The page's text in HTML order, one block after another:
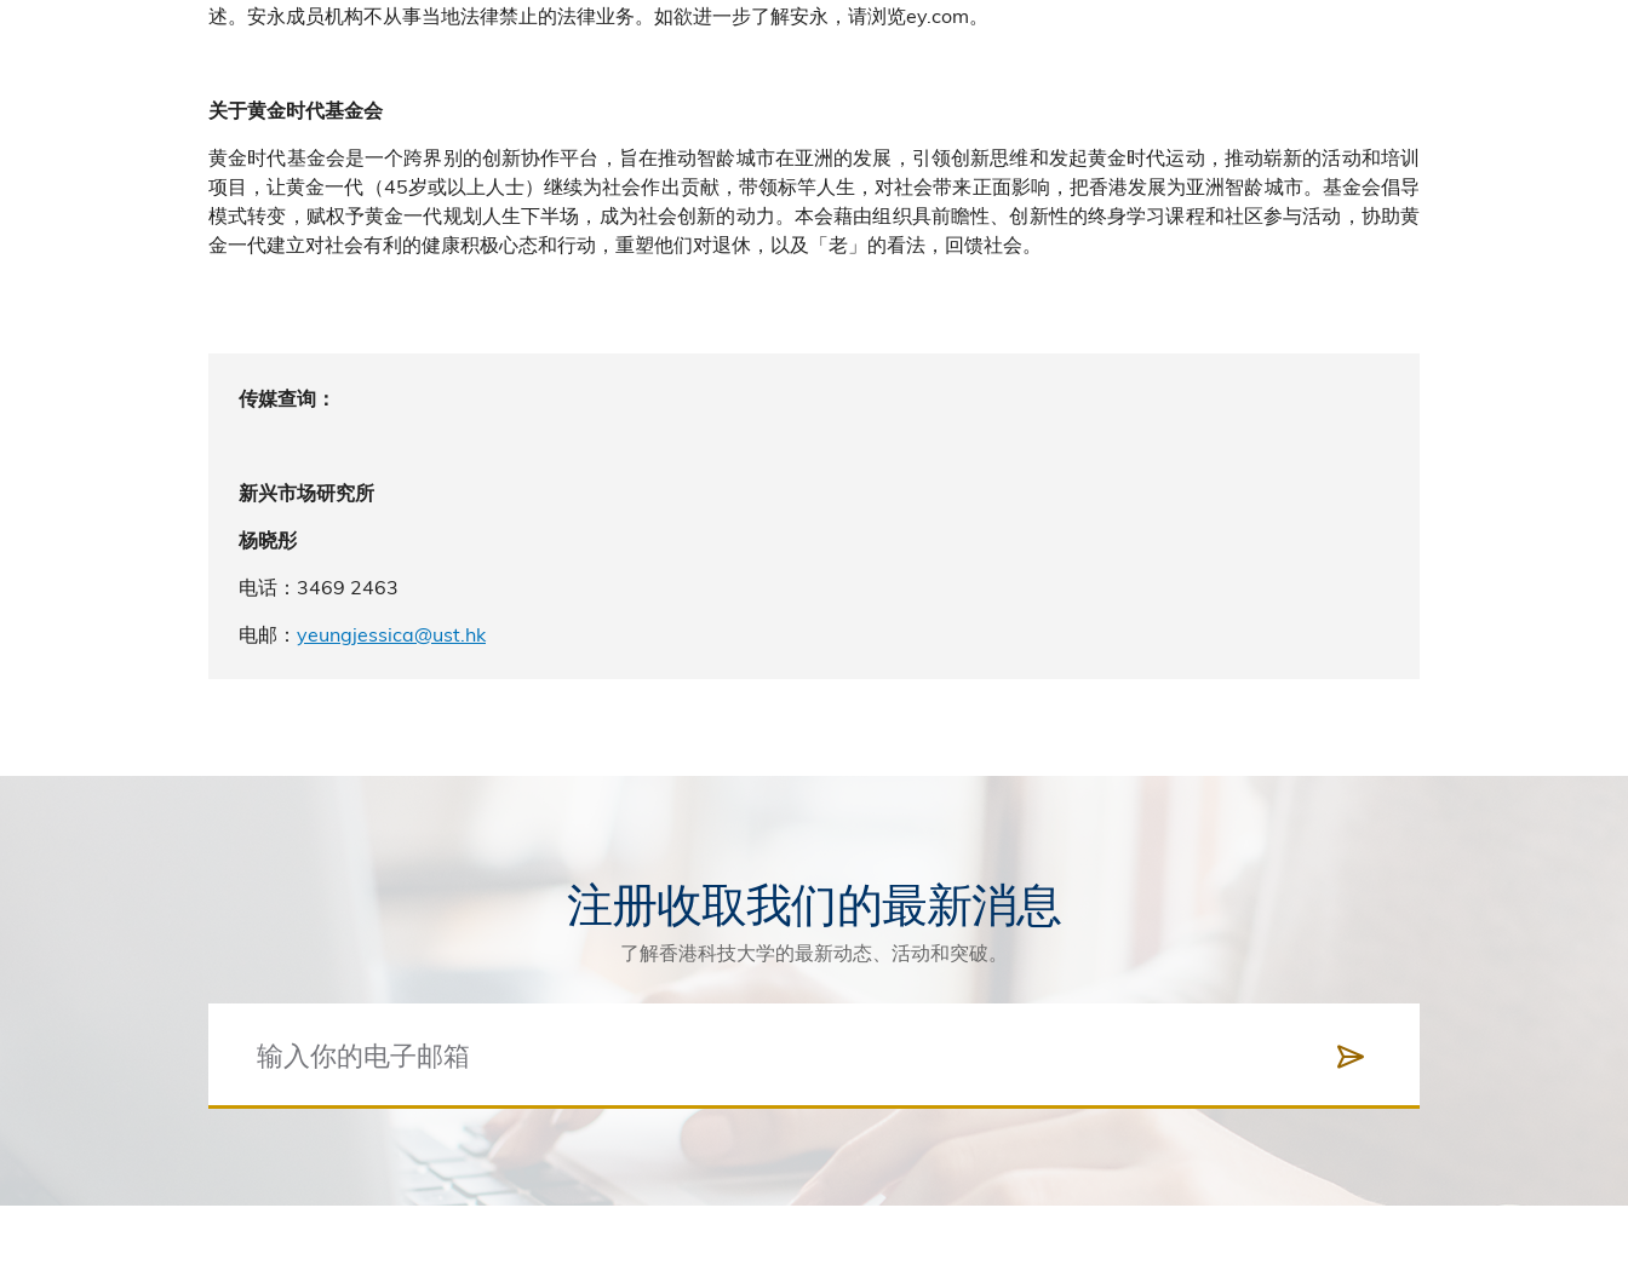
述。安永成员机构不从事当地法律禁止的法律业务。如欲进一步了解安永，请浏览ey.com。
关于黄金时代基金会
黄金时代基金会是一个跨界别的创新协作平台，旨在推动智龄城市在亚洲的发展，引领创新思维和发起黄金时代运动，推动崭新的活动和培训
项目，让黄金一代（45岁或以上人士）继续为社会作出贡献，带领标竿人生，对社会带来正面影响，把香港发展为亚洲智龄城市。基金会倡导
模式转变，赋权予黄金一代规划人生下半场，成为社会创新的动力。本会藉由组织具前瞻性、创新性的终身学习课程和社区参与活动，协助黄
金一代建立对社会有利的健康积极心态和行动，重塑他们对退休，以及「老」的看法，回馈社会。
传媒查询：
新兴市场研究所
杨晓彤
电话：3469 2463
电邮： yeungjessica@ust.hk
注册收取我们的最新消息
了解香港科技大学的最新动态、活动和突破。